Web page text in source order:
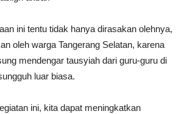
ini tentu tidak hanya dirasakan olehnya,
oleh warga Tangerang Selatan, karena
mendengar tausyiah dari guru-guru di
luar biasa.
ini, kita dapat meningkatkan